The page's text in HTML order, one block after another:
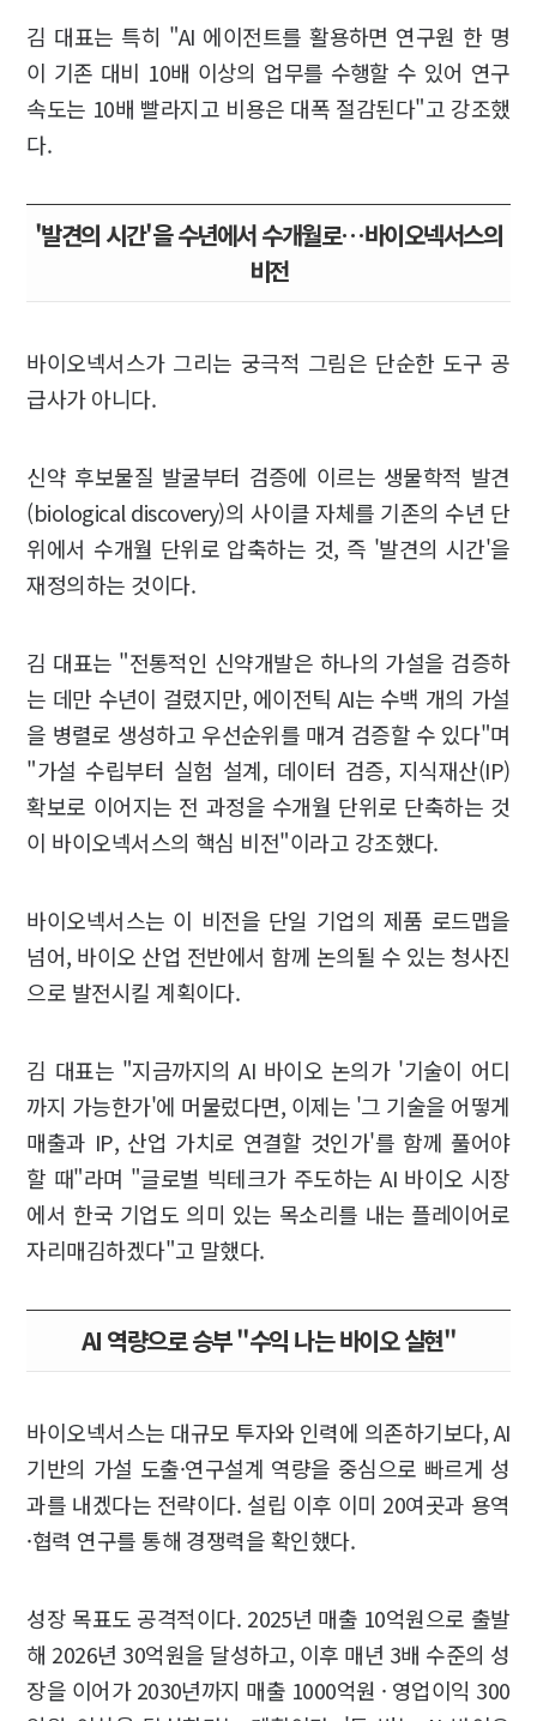
김 대표는 특히 "AI 에이전트를 활용하면 연구원 한 명
이 기존 대비 10배 이상의 업무를 수행할 수 있어 연구
속도는 10배 빨라지고 비용은 대폭 절감된다"고 강조했
다.
'발견의 시간'을 수년에서 수개월로…바이오넥서스의
비전
바이오넥서스가 그리는 궁극적 그림은 단순한 도구 공
급사가 아니다.
신약 후보물질 발굴부터 검증에 이르는 생물학적 발견
(biological discovery)의 사이클 자체를 기존의 수년 단
위에서 수개월 단위로 압축하는 것, 즉 '발견의 시간'을
재정의하는 것이다.
김 대표는 "전통적인 신약개발은 하나의 가설을 검증하
는 데만 수년이 걸렸지만, 에이전틱 AI는 수백 개의 가설
을 병렬로 생성하고 우선순위를 매겨 검증할 수 있다"며
"가설 수립부터 실험 설계, 데이터 검증, 지식재산(IP)
확보로 이어지는 전 과정을 수개월 단위로 단축하는 것
이 바이오넥서스의 핵심 비전"이라고 강조했다.
바이오넥서스는 이 비전을 단일 기업의 제품 로드맵을
넘어, 바이오 산업 전반에서 함께 논의될 수 있는 청사진
으로 발전시킬 계획이다.
김 대표는 "지금까지의 AI 바이오 논의가 '기술이 어디
까지 가능한가'에 머물렀다면, 이제는 '그 기술을 어떻게
매출과 IP, 산업 가치로 연결할 것인가'를 함께 풀어야
할 때"라며 "글로벌 빅테크가 주도하는 AI 바이오 시장
에서 한국 기업도 의미 있는 목소리를 내는 플레이어로
자리매김하겠다"고 말했다.
AI 역량으로 승부 "수익 나는 바이오 실현"
바이오넥서스는 대규모 투자와 인력에 의존하기보다, AI
기반의 가설 도출·연구설계 역량을 중심으로 빠르게 성
과를 내겠다는 전략이다. 설립 이후 이미 20여곳과 용역
·협력 연구를 통해 경쟁력을 확인했다.
성장 목표도 공격적이다. 2025년 매출 10억원으로 출발
해 2026년 30억원을 달성하고, 이후 매년 3배 수준의 성
장을 이어가 2030년까지 매출 1000억원 · 영업이익 300